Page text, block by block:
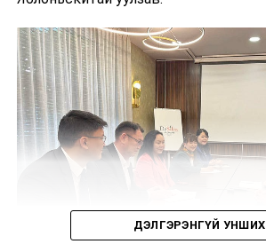
ДЭЛГЭРЭНГҮЙ УНШИХ